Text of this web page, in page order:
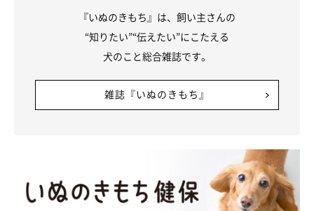
『いぬのきもち』は、飼い主さんの
“知りたい”“伝えたい”にこたえる
犬のこと総合雑誌です。
雑誌『いぬのきもち』